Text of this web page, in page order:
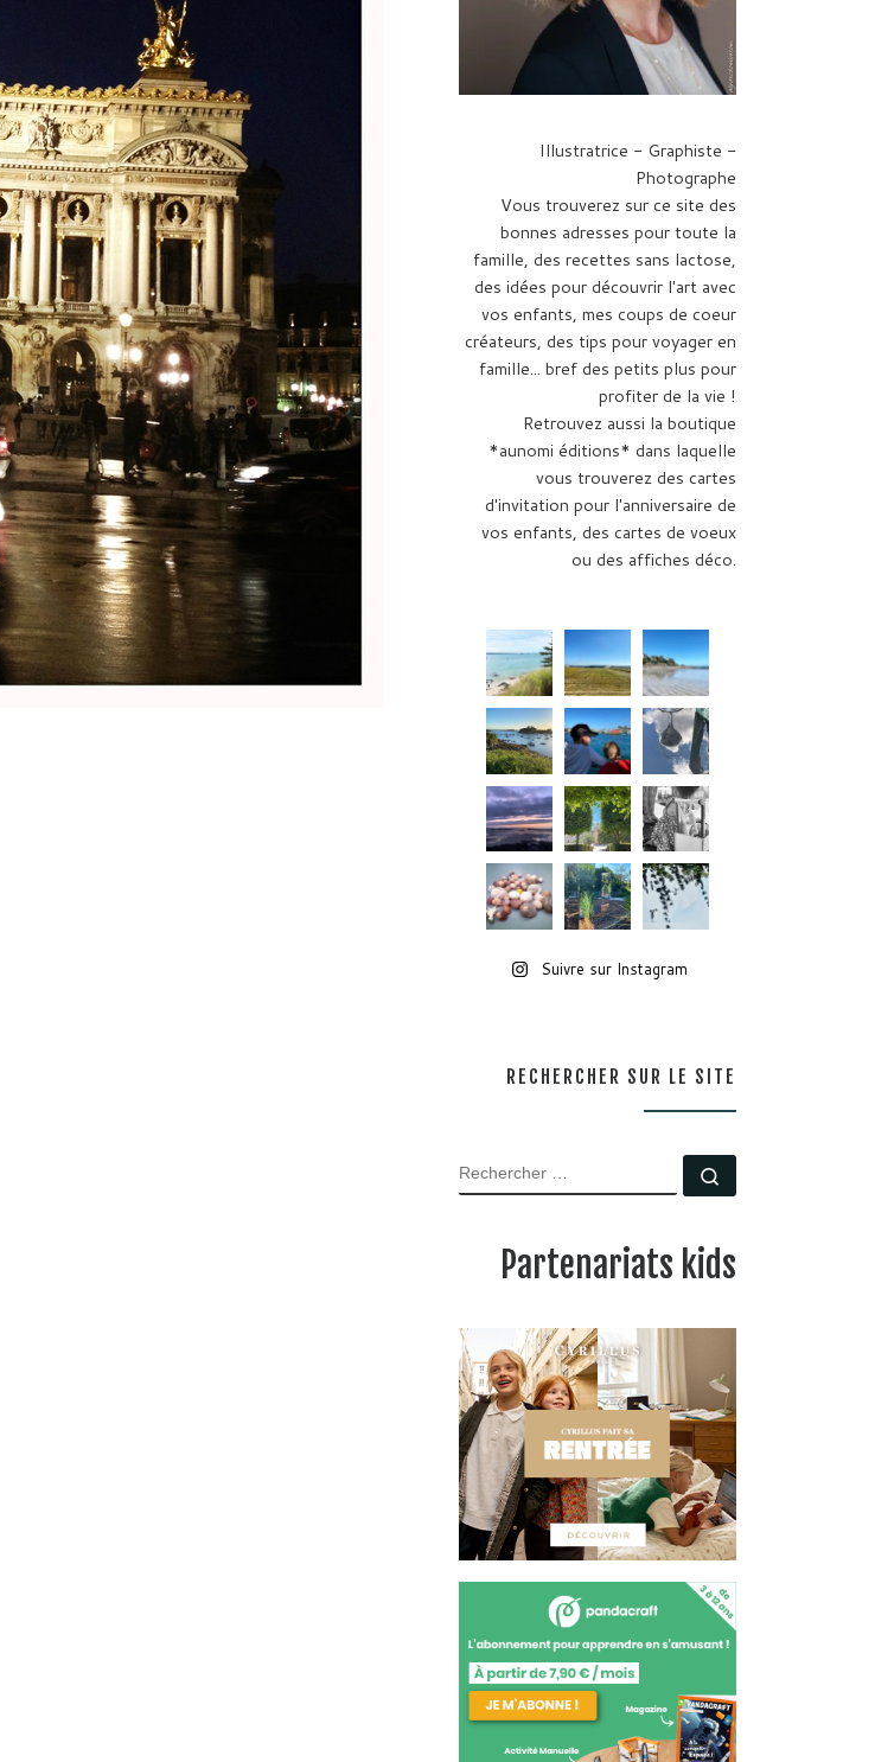
Illustratrice - Graphiste -
Photographe
Vous trouverez sur ce site des
bonnes adresses pour toute la
famille, des recettes sans lactose,
des idées pour découvrir l'art avec
vos enfants, mes coups de coeur
créateurs, des tips pour voyager en
famille... bref des petits plus pour
profiter de la vie !
Retrouvez aussi la boutique
*aunomi éditions* dans laquelle
vous trouverez des cartes
d'invitation pour l'anniversaire de
vos enfants, des cartes de voeux
ou des affiches déco.
Suivre sur Instagram
RECHERCHER SUR LE SITE
RECHERCHER
Partenariats kids